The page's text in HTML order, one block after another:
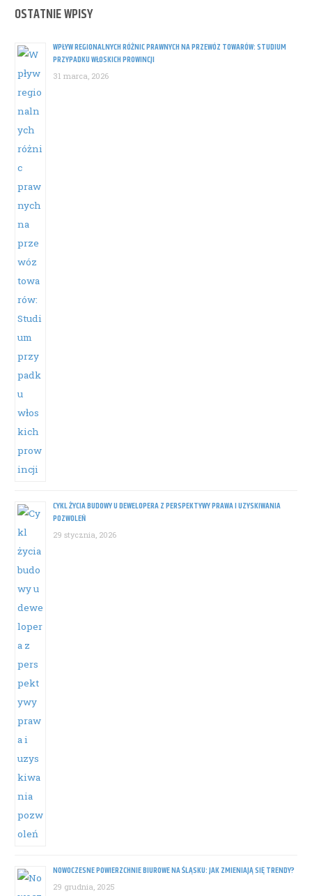
OSTATNIE WPISY
WPŁYW REGIONALNYCH RÓŻNIC PRAWNYCH NA PRZEWÓZ TOWARÓW: STUDIUM
PRZYPADKU WŁOSKICH PROWINCJI
31 marca, 2026
CYKL ŻYCIA BUDOWY U DEWELOPERA Z PERSPEKTYWY PRAWA I UZYSKIWANIA
POZWOLEŃ
29 stycznia, 2026
NOWOCZESNE POWIERZCHNIE BIUROWE NA ŚLĄSKU: JAK ZMIENIAJĄ SIĘ TRENDY?
29 grudnia, 2025